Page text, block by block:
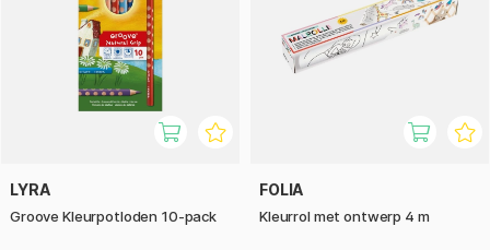
LYRA
Groove Kleurpotloden 10-pack
FOLIA
Kleurrol met ontwerp 4 m